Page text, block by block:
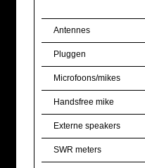
Antennes
Pluggen
Microfoons/mikes
Handsfree mike
Externe speakers
SWR meters